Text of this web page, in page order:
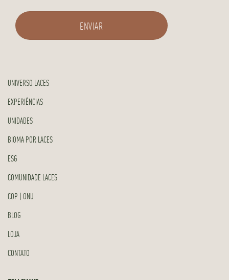
UNIVERSO LACES
EXPERIÊNCIAS
UNIDADES
BIOMA POR LACES
ESG
COMUNIDADE LACES
COP | ONU
BLOG
LOJA
CONTATO